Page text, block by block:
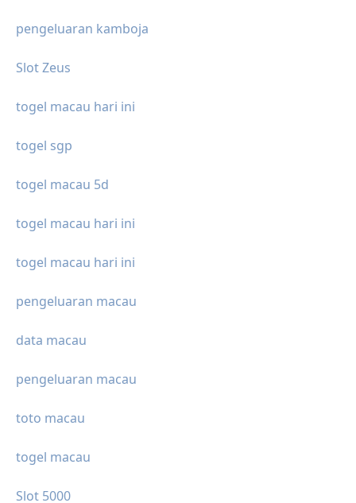
pengeluaran kamboja
Slot Zeus
togel macau hari ini
togel sgp
togel macau 5d
togel macau hari ini
togel macau hari ini
pengeluaran macau
data macau
pengeluaran macau
toto macau
togel macau
Slot 5000